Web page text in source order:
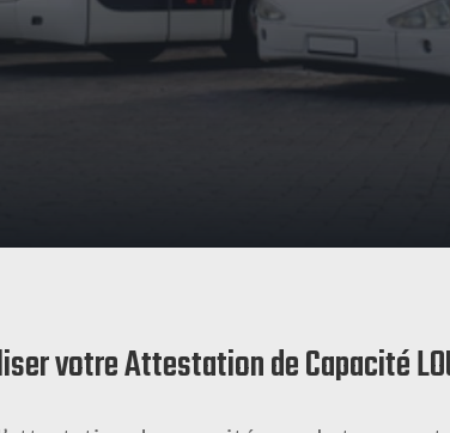
votre Attestation de Capacité